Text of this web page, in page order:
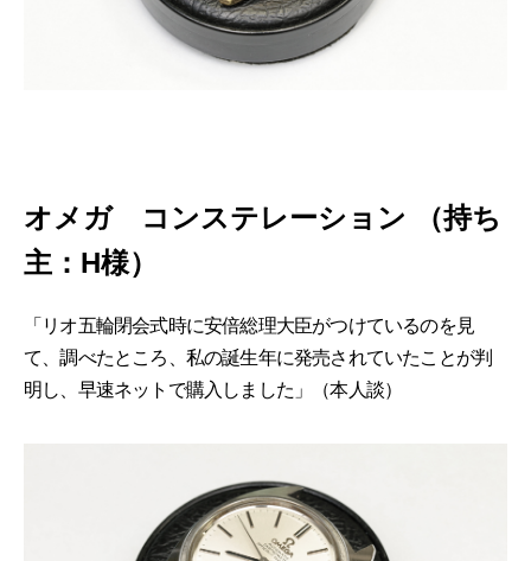
オメガ コンステレーション （持ち
主：H様）
「リオ五輪閉会式時に安倍総理大臣がつけているのを見
て、調べたところ、私の誕生年に発売されていたことが判
明し、早速ネットで購入しました」（本人談）